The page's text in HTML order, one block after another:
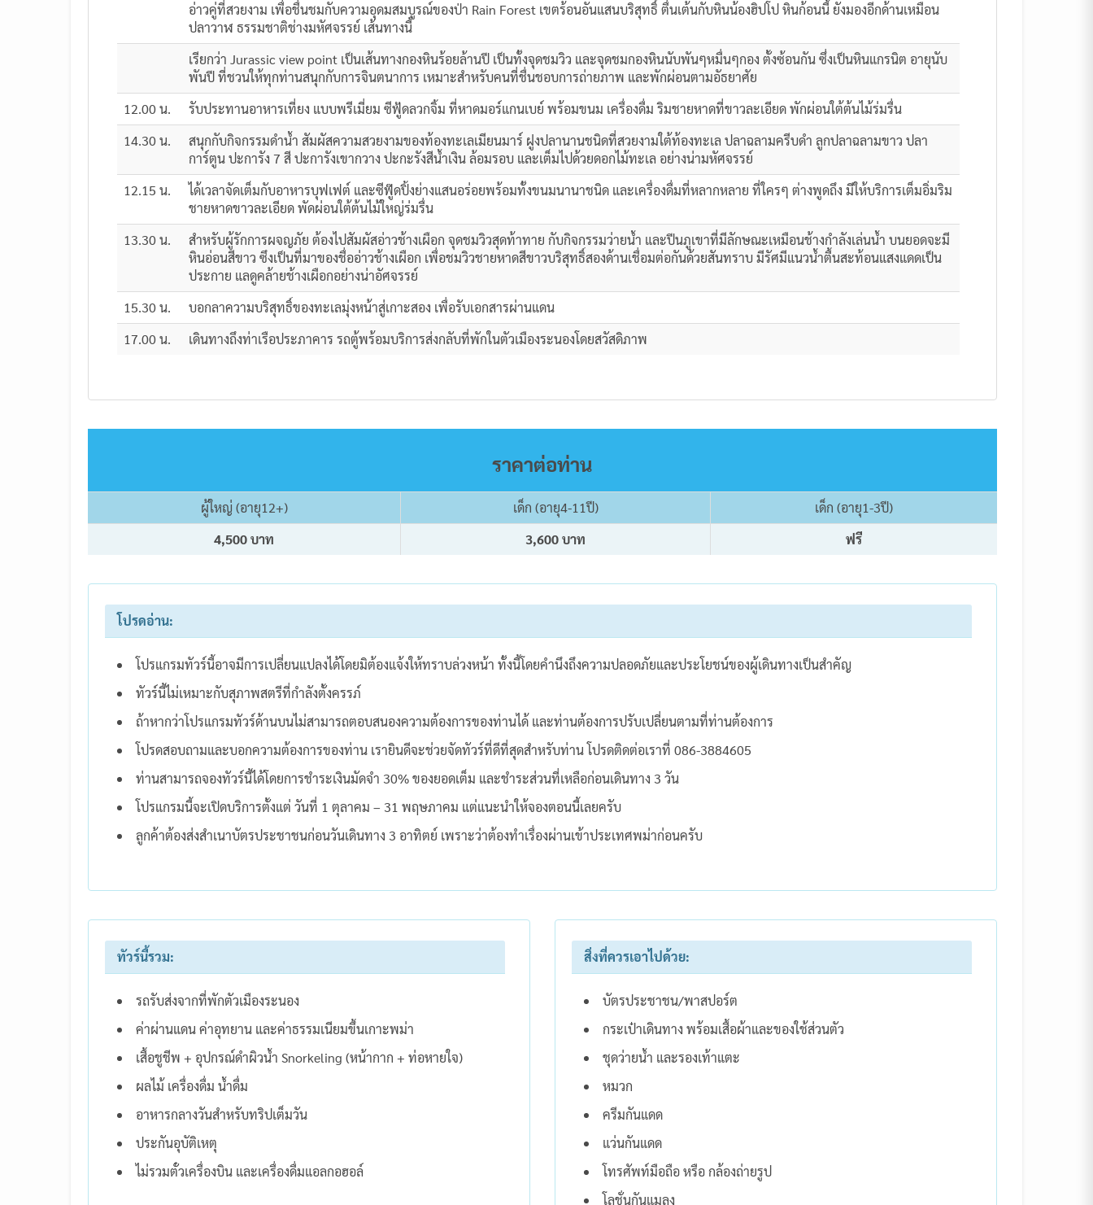
อ่าวคู่ที่สวยงาม เพื่อชื่นชมกับความอุดมสมบูรณ์ของป่า Rain Forest เขตร้อนอันแสนบริสุทธิ์ ตื่นเต้นกับหินน้องฮิปโป หินก้อนนี้ ยังมองอีกด้านเหมือน
ปลาวาฬ ธรรมชาติช่างมหัศจรรย์ เส้นทางนี้
เรียกว่า Jurassic view point เป็นเส้นทางกองหินร้อยล้านปี เป็นทั้งจุดชมวิว และจุดชมกองหินนับพันๆหมื่นๆกอง ตั้งซ้อนกัน ซึ่งเป็นหินแกรนิต อายุนับ
พันปี ที่ชวนให้ทุกท่านสนุกกับการจินตนาการ เหมาะสำหรับคนที่ชื่นชอบการถ่ายภาพ และพักผ่อนตามอัธยาศัย
12.00 น.
รับประทานอาหารเที่ยง แบบพรีเมี่ยม ซีฟู้ดลวกจิ้ม ที่หาดมอร์แกนเบย์ พร้อมขนม เครื่องดื่ม ริมชายหาดที่ขาวละเอียด พักผ่อนใต้ต้นไม้ร่มรื่น
14.30 น.
สนุกกับกิจกรรมดำน้ำ สัมผัสความสวยงามของท้องทะเลเมียนมาร์ ฝูงปลานานชนิดที่สวยงามใต้ท้องทะเล ปลาฉลามครีบดำ ลูกปลาฉลามขาว ปลา
การ์ตูน ปะการัง 7 สี ปะการังเขากวาง ปะกะรังสีน้ำเงิน ล้อมรอบ และเต็มไปด้วยดอกไม้ทะเล อย่างน่ามหัศจรรย์
12.15 น.
ได้เวลาจัดเต็มกับอาหารบุฟเฟต์ และซีฟู๊ดปิ้งย่างแสนอร่อยพร้อมทั้งขนมนานาชนิด และเครื่องดื่มที่หลากหลาย ที่ใครๆ ต่างพูดถึง มีให้บริการเต็มอิ่มริม
ชายหาดขาวละเอียด พัดผ่อนใต้ต้นไม้ใหญ่ร่มรื่น
13.30 น.
สำหรับผู้รักการผจญภัย ต้องไปสัมผัสอ่าวช้างเผือก จุดชมวิวสุดท้าทาย กับกิจกรรมว่ายน้ำ และปีนภูเขาที่มีลักษณะเหมือนช้างกำลังเล่นน้ำ บนยอดจะมี
หินอ่อนสีขาว ซึงเป็นที่มาของชื่ออ่าวช้างเผือก เพื่อชมวิวชายหาดสีขาวบริสุทธิ์สองด้านเชื่อมต่อกันด้วยสันทราบ มีรัศมีแนวน้ำตื้นสะท้อนแสงแดดเป็น
ประกาย แลดูคล้ายช้างเผือกอย่างน่าอัศจรรย์
15.30 น.
บอกลาความบริสุทธิ์ของทะเลมุ่งหน้าสู่เกาะสอง เพื่อรับเอกสารผ่านแดน
17.00 น.
เดินทางถึงท่าเรือประภาคาร รถตู้พร้อมบริการส่งกลับที่พักในตัวเมืองระนองโดยสวัสดิภาพ
ราคาต่อท่าน
ผู้ใหญ่ (อายุ12+) เด็ก (อายุ4-11ปี)
เด็ก (อายุ1-3ปี)
4,500 บาท
3,600 บาท ฟรี
โปรดอ่าน:
โปรแกรมทัวร์นี้อาจมีการเปลี่ยนแปลงได้โดยมิต้องแจ้งให้ทราบล่วงหน้า ทั้งนี้โดยคำนึงถึงความปลอดภัยและประโยชน์ของผู้เดินทางเป็นสำคัญ
ทัวร์นี้ไม่เหมาะกับสุภาพสตรีที่กำลังตั้งครรภ์
ถ้าหากว่าโปรแกรมทัวร์ด้านบนไม่สามารถตอบสนองความต้องการของท่านได้ และท่านต้องการปรับเปลี่ยนตามที่ท่านต้องการ
โปรดสอบถามและบอกความต้องการของท่าน เรายินดีจะช่วยจัดทัวร์ที่ดีที่สุดสำหรับท่าน โปรดติดต่อเราที่ 086-3884605
ท่านสามารถจองทัวร์นี้ได้โดยการชำระเงินมัดจำ 30% ของยอดเต็ม และชำระส่วนที่เหลือก่อนเดินทาง 3 วัน
โปรแกรมนี้จะเปิดบริการตั้งแต่ วันที่ 1 ตุลาคม – 31 พฤษภาคม แต่แนะนำให้จองตอนนี้เลยครับ
ลูกค้าต้องส่งสำเนาบัตรประชาชนก่อนวันเดินทาง 3 อาทิตย์ เพราะว่าต้องทำเรื่องผ่านเข้าประเทศพม่าก่อนครับ
ทัวร์นี้รวม:
รถรับส่งจากที่พักตัวเมืองระนอง
ค่าผ่านแดน ค่าอุทยาน และค่าธรรมเนียมขึ้นเกาะพม่า
เสื้อชูชีพ + อุปกรณ์ดำผิวน้ำ Snorkeling (หน้ากาก + ท่อหายใจ)
ผลไม้ เครื่องดื่ม น้ำดื่ม
อาหารกลางวันสำหรับทริปเต็มวัน
ประกันอุบัติเหตุ
ไม่รวมตั๋วเครื่องบิน และเครื่องดื่มแอลกอฮอล์
สิ่งที่ควรเอาไปด้วย:
บัตรประชาชน/พาสปอร์ต
กระเป๋าเดินทาง พร้อมเสื้อผ้าและของใช้ส่วนตัว
ชุดว่ายน้ำ และรองเท้าแตะ
หมวก
ครีมกันแดด
แว่นกันแดด
โทรศัพท์มือถือ หรือ กล้องถ่ายรูป
โลชั่นกันแมลง